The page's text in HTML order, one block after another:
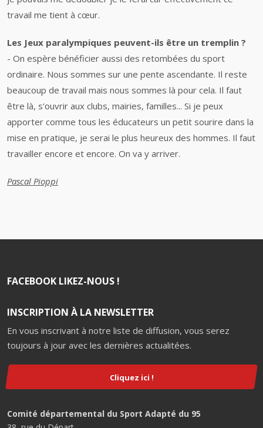
travail me tient à cœur.
Les Jeux paralympiques peuvent-ils être un tremplin ?
- On espère bénéficier aussi des retombées du sport
ordinaire. Nous sommes sur une pente ascendante. Il reste
beaucoup de travail mais nous sommes là pour cela. Il faut
être là, s'ouvrir aux clubs, mairies, familles... Si je peux
apporter comme tous les éducateurs un petit sourire dans la
mise en pratique, je serai le plus heureux des hommes. Il faut
travailler encore et encore. On va y arriver.
Pascal Pioppi
FACEBOOK LIKEZ-NOUS !
INSCRIPTION À LA NEWSLETTER
En vous inscrivant à notre liste de diffusion, vous serez
toujours à jour avec les dernières actualitées.
Cliquez ici !
Comité départemental du Sport Adapté du 95